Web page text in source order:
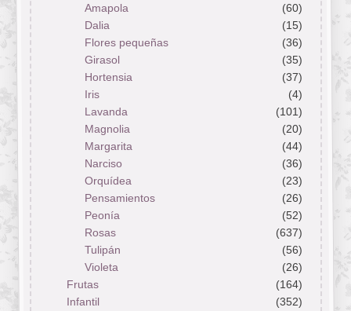
Amapola
(60)
Dalia
(15)
Flores pequeñas
(36)
Girasol
(35)
Hortensia
(37)
Iris
(4)
Lavanda
(101)
Magnolia
(20)
Margarita
(44)
Narciso
(36)
Orquídea
(23)
Pensamientos
(26)
Peonía
(52)
Rosas
(637)
Tulipán
(56)
Violeta
(26)
Frutas
(164)
Infantil
(352)